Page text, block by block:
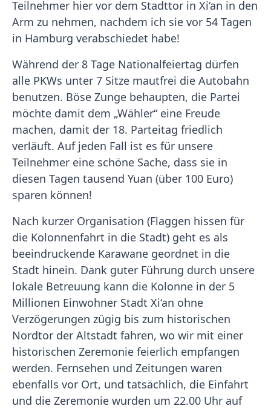
Teilnehmer hier vor dem Stadttor in Xi‘an in den
Arm zu nehmen, nachdem ich sie vor 54 Tagen
in Hamburg verabschiedet habe!
Während der 8 Tage Nationalfeiertag dürfen
alle PKWs unter 7 Sitze mautfrei die Autobahn
benutzen. Böse Zunge behaupten, die Partei
möchte damit dem „Wähler“ eine Freude
machen, damit der 18. Parteitag friedlich
verläuft. Auf jeden Fall ist es für unsere
Teilnehmer eine schöne Sache, dass sie in
diesen Tagen tausend Yuan (über 100 Euro)
sparen können!
Nach kurzer Organisation (Flaggen hissen für
die Kolonnenfahrt in die Stadt) geht es als
beeindruckende Karawane geordnet in die
Stadt hinein. Dank guter Führung durch unsere
lokale Betreuung kann die Kolonne in der 5
Millionen Einwohner Stadt Xi‘an ohne
Verzögerungen zügig bis zum historischen
Nordtor der Altstadt fahren, wo wir mit einer
historischen Zeremonie feierlich empfangen
werden. Fernsehen und Zeitungen waren
ebenfalls vor Ort, und tatsächlich, die Einfahrt
und die Zeremonie wurden um 22.00 Uhr auf